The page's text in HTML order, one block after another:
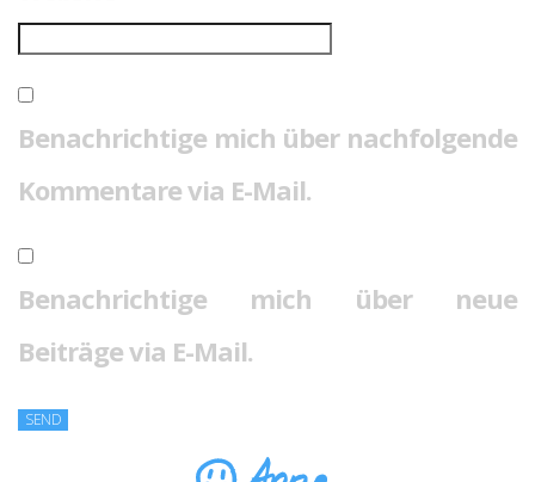
Benachrichtige mich über nachfolgende
Kommentare via E-Mail.
Benachrichtige mich über neue
Beiträge via E-Mail.